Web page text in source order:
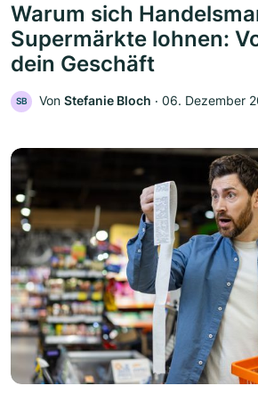
Warum sich
Supermärkte lohnen:
dein Geschäft
SB Von Stefanie Bloch ‧ 06. Dezember